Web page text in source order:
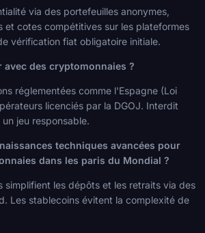
via des portefeuilles anonymes,
et cotes compétitives sur les plateformes
vérification fiat obligatoire initiale.
avec des cryptomonnaies ?
réglementées comme l'Espagne (Loi
licenciés par la DGOJ. Interdit
jeu responsable.
techniques avancées pour
dans les paris du Mondial ?
simplifient les dépôts et les retraits via des
Les stablecoins évitent la complexité de